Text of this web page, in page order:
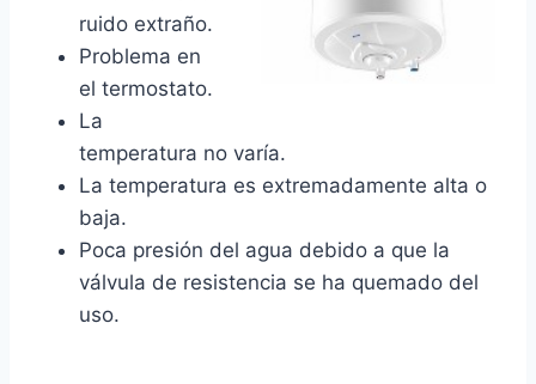
ruido extraño.
Problema en
el termostato.
La
temperatura no varía.
La temperatura es extremadamente alta o
baja.
Poca presión del agua debido a que la
válvula de resistencia se ha quemado del
uso.